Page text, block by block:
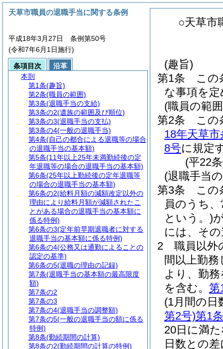
○天草市
(趣旨)
第1条
この
な事項を
(職員の範
第2条
この
18年天草
8号に規定
(平22
(退職手当
第3条
この
員のうち
という。)
には、そ
2
職員以外
間以上勤務
より、勤
を含む。 第
(1月間の日
第2号)第1
20日に満
日数との
天草市職員の退職手当に関する条例
平成18年3月27日 条例第50号
(令和7年6月1日施行)
条項目次
沿革
本則
第1条(趣旨)
第2条(職員の範囲)
第3条(退職手当の支給)
第3条の2(遺族の範囲及び順位)
第3条の3(退職手当の支払)
第3条の4(一般の退職手当)
第4条(自己の都合による退職等の場合
の退職手当の基本額)
第5条(11年以上25年未満勤続後の定
年退職等の場合の退職手当の基本額)
第6条(25年以上勤続後の定年退職等
の場合の退職手当の基本額)
第6条の2(給料月額の減額改定以外の
理由により給料月額が減額されたこ
とがある場合の退職手当の基本額に
係る特例)
第6条の3(定年前早期退職者に対する
退職手当の基本額に係る特例)
第6条の4(公務又は通勤によることの
認定の基準)
第6条の5(退職の理由の記録)
第7条(退職手当の基本額の最高限度
額)
第7条の2
第7条の3
第7条の4(退職手当の調整額)
第7条の5(一般の退職手当の額に係る
特例)
第8条(勤続期間の計算)
第8条の2(勤続期間の計算の特例)